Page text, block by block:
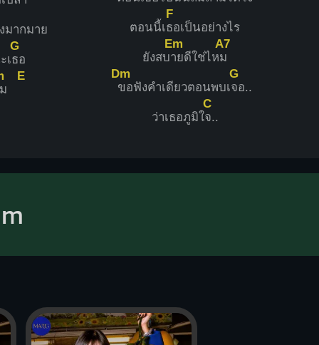
มากมาย
เ
G
ธอ
E
ตอนนี้เ
F
ธอเป็นอย่างไร
ยังสบ
Em
ายดีใช่ไห
A7
ม
Dm
ขอฟังคำเดียวตอนพบเ
G
จอ..
ว่าเธอภูมิใ
C
จ..